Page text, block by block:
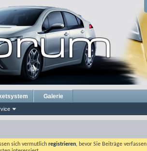
Galerie
sich vermutlich registrieren, bevor Sie Beiträge